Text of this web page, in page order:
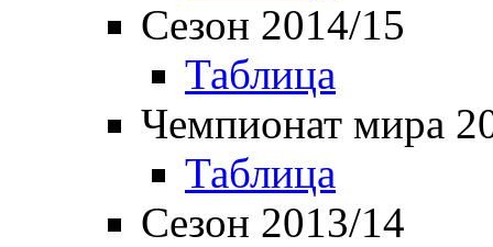
Сезон 2014/15
Таблица
Чемпионат мира
Таблица
Сезон 2013/14